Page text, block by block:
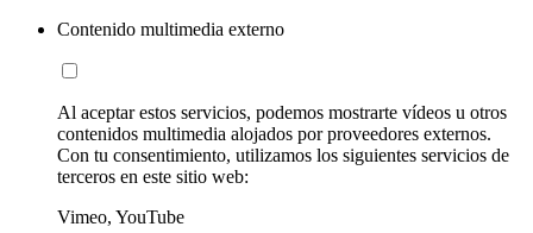
Contenido multimedia externo
Al aceptar estos servicios, podemos mostrarte vídeos u otros
contenidos multimedia alojados por proveedores externos.
Con tu consentimiento, utilizamos los siguientes servicios de
terceros en este sitio web:
Vimeo, YouTube